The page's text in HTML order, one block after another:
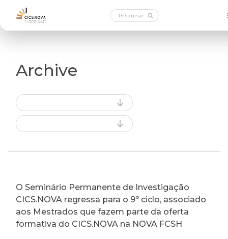
Archive
O Seminário Permanente de Investigação
CICS.NOVA regressa para o 9º ciclo, associado
aos Mestrados que fazem parte da oferta
formativa do CICS.NOVA na NOVA FCSH